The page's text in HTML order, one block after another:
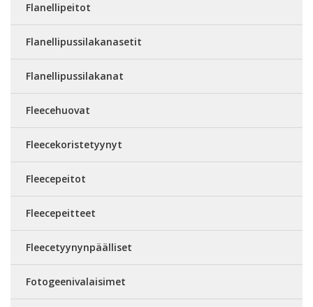
Flanellipeitot
Flanellipussilakanasetit
Flanellipussilakanat
Fleecehuovat
Fleecekoristetyynyt
Fleecepeitot
Fleecepeitteet
Fleecetyynynpäälliset
Fotogeenivalaisimet